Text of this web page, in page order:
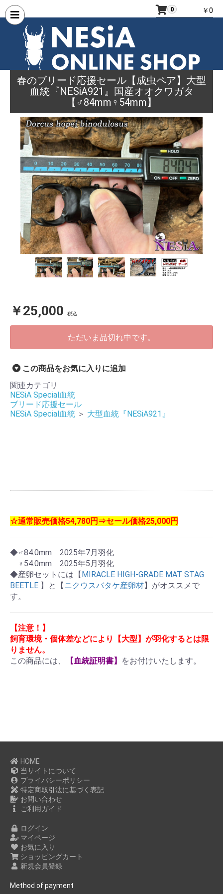
0 ￥0
春のブリード応援セール【成虫ペア】大型
血統『NESiA921』国産オオクワガタ
【♂84mm♀54mm】
￥25,000 税込
ただいま品切れ中です。
この商品をお気に入りに追加
関連カテゴリ
NESiA Special血統
ブリード応援セール
NESiA Special血統 ＞ 大型血統『NESiA921』
☆通常販売価格54,780円⇒セール価格25,000円
◆♂84.0mm 2025年7月羽化
♀54.0mm 2025年5月羽化
◆産卵セットには【MIRACLE HIGH-GRADE MAT STAG
BEETLE 】と【ニクウスバタケ産卵材】がオススメで
す。
【注意！】
飼育環境・個体差などにより【大型】が羽化するとは限
りません。
この商品には、
【血統証明書】 をお付けいたします。
HOME
当サイトについて
プライバシーポリシー
特定商取引法に基づく表記
お問い合わせ
ご利用ガイド
ログイン
マイページ
お気に入り
ショッピングカート
新規会員登録
Method of payment